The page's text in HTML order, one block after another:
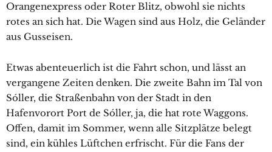
Orangenexpress oder Roter Blitz, obwohl sie nichts
rotes an sich hat. Die Wagen sind aus Holz, die Geländer
aus Gusseisen.
Etwas abenteuerlich ist die Fahrt schon, und lässt an
vergangene Zeiten denken. Die zweite Bahn im Tal von
Sóller, die Straßenbahn von der Stadt in den
Hafenvorort Port de Sóller, ja, die hat rote Waggons.
Offen, damit im Sommer, wenn alle Sitzplätze belegt
sind, ein kühles Lüftchen erfrischt. Für die Fans der